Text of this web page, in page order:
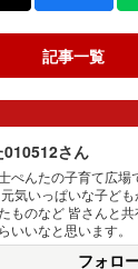
記事一覧
010512さん
ぺんたの子育て広場
元気いっぱいな子ど
ものなど 皆さんと
いいなと思います。
フォロ